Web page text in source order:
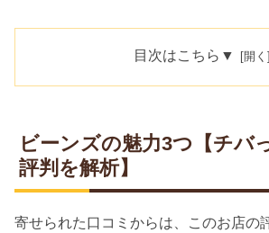
目次はこちら▼
ビーンズの魅力3つ【チバ
評判を解析】
寄せられた口コミからは、このお店の